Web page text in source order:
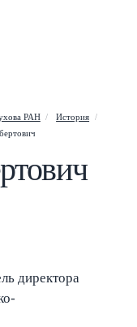
РАН
История
директора